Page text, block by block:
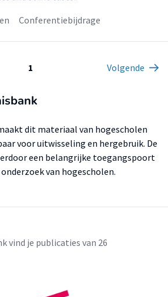
Conferentiebijdrage
1 Volgende
dit materiaal van hogescholen
voor uitwisseling en hergebruik. De
een belangrijke toegangspoort
van hogescholen.
vind je publicaties van 26